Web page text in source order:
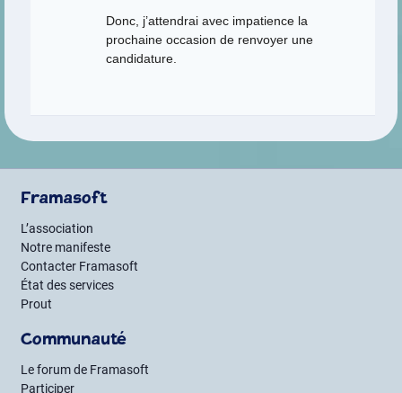
Donc, j’attendrai avec impatience la
prochaine occasion de renvoyer une
candidature.
Framasoft
L’association
Notre manifeste
Contacter Framasoft
État des services
Prout
Communauté
Le forum de Framasoft
Participer